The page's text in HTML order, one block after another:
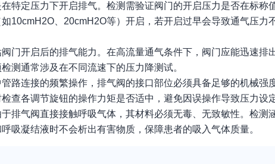
特定压力下开启排气。检测需验证阀门的开启压力是否在标称
10cmH2O、20cmH2O等）开启，若开启过早会导致通气压力
门开启后的排气能力。在高流量通气条件下，阀门应能迅速排
测通常涉及在不同流速下的压力降测试。
路连接的频繁操作，排气阀的接口部位必须具备足够的机械强
查各调节旋钮的操作力矩是否适中，避免因误操作导致压力设
排气阀直接接触呼吸气体，其材料必须无毒、无致敏性。检测
吸凝结液时不会析出有害物质，保障患者的吸入气体质量。